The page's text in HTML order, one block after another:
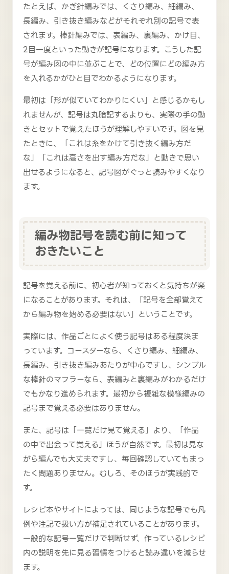
たとえば、かぎ針編みでは、くさり編み、細編み、
長編み、引き抜き編みなどがそれぞれ別の記号で表
されます。棒針編みでは、表編み、裏編み、かけ目、
2目一度といった動きが記号になります。こうした記
号が編み図の中に並ぶことで、どの位置にどの編み方
を入れるかがひと目でわかるようになります。
最初は「形が似ていてわかりにくい」と感じるかもし
れませんが、記号は丸暗記するよりも、実際の手の動
きとセットで覚えたほうが理解しやすいです。図を見
たときに、「これは糸をかけて引き抜く編み方だ
な」「これは高さを出す編み方だな」と動きで思い
出せるようになると、記号図がぐっと読みやすくなり
ます。
編み物記号を読む前に知って
おきたいこと
記号を覚える前に、初心者が知っておくと気持ちが楽
になることがあります。それは、「記号を全部覚えて
から編み物を始める必要はない」ということです。
実際には、作品ごとによく使う記号はある程度決ま
っています。コースターなら、くさり編み、細編み、
長編み、引き抜き編みあたりが中心ですし、シンプル
な棒針のマフラーなら、表編みと裏編みがわかるだけ
でもかなり進められます。最初から複雑な模様編みの
記号まで覚える必要はありません。
また、記号は「一覧だけ見て覚える」より、「作品
の中で出会って覚える」ほうが自然です。最初は見な
がら編んでも大丈夫ですし、毎回確認していてもまっ
たく問題ありません。むしろ、そのほうが実践的で
す。
レシピ本やサイトによっては、同じような記号でも凡
例や注記で扱い方が補足されていることがあります。
一般的な記号一覧だけで判断せず、作っているレシピ
内の説明を先に見る習慣をつけると読み違いを減らせ
ます。